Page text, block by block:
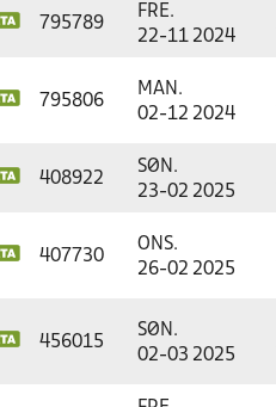
795789
FRE.
22-11 2024
795806
MAN.
02-12 2024
408922
SØN.
23-02 2025
407730
ONS.
26-02 2025
456015
SØN.
02-03 2025